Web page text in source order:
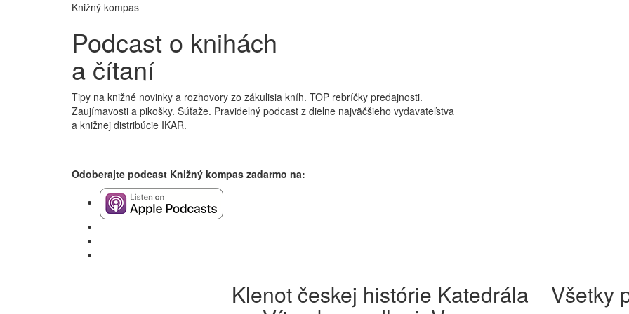
Knižný kompas
Podcast o knihách
a čítaní
Tipy na knižné novinky a rozhovory zo zákulisia kníh. TOP rebríčky predajnosti.
Zaujímavosti a pikošky. Súťaže. Pravidelný podcast z dielne najväčšieho vydavateľstva
a knižnej distribúcie IKAR.
Odoberajte podcast Knižný kompas zadarmo na:
Klenot českej histórie Katedrála Všetky